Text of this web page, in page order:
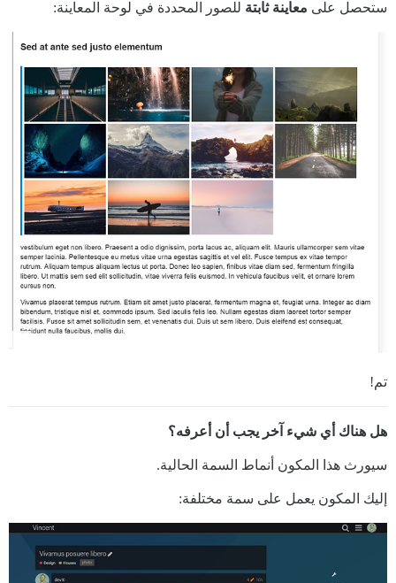
ستحصل على معاينة ثابتة للصور المحددة في لوحة المعاينة:
تم!
هل هناك أي شيء آخر يجب أن أعرفه؟
سيورث هذا المكون أنماط السمة الحالية.
إليك المكون يعمل على سمة مختلفة: